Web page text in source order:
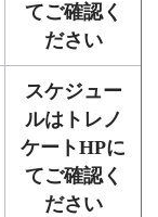
てご確認く
ださい
スケジュー
ルはトレノ
ケートHPに
てご確認く
ださい